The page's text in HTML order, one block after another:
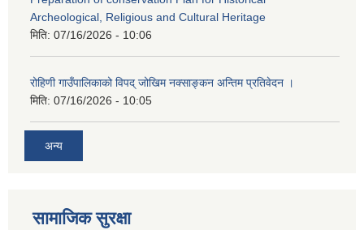
Archeological, Religious and Cultural Heritage
मिति: 07/16/2026 - 10:06
रोहिणी गाउँपालिकाको विपद् जोखिम नक्साङ्कन अन्तिम प्रतिवेदन ।
मिति: 07/16/2026 - 10:05
अन्य
सामाजिक सुरक्षा